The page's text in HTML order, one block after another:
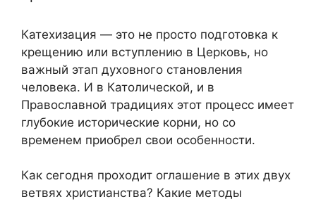
Катехизация — это не просто подготовка к
крещению или вступлению в Церковь, но
важный этап духовного становления
человека. И в Католической, и в
Православной традициях этот процесс имеет
глубокие исторические корни, но со
временем приобрел свои особенности.
Как сегодня проходит оглашение в этих двух
ветвях христианства? Какие методы